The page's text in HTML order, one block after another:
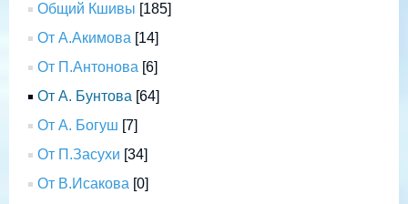
Общий Кшивы [185]
От А.Акимова [14]
От П.Антонова [6]
От А. Бунтова [64]
От А. Богуш [7]
От П.Засухи [34]
От В.Исакова [0]